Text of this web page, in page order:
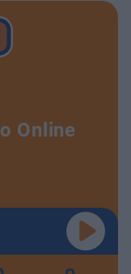
Online